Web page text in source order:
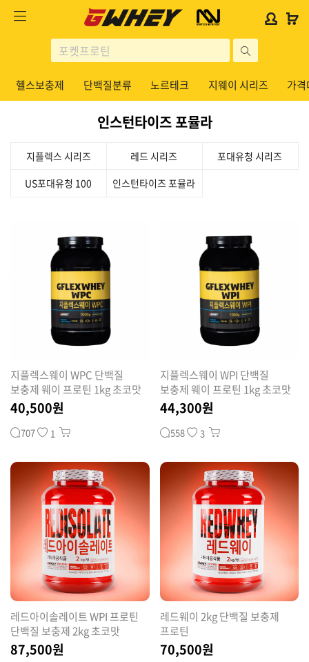
헬스보충제
단백질분류
노르테크
지웨이 시리즈
사
이
트
로
고
사
로
로
젯
문
로
젯
문
헬스보충제 단백질분류 노르테크 지웨이 시리즈 가
인스턴타이즈 포뮬라
지플렉스 시리즈 레드 시리즈
포대유청 시리즈
US포대유청 100
인스턴타이즈 포뮬라
지플렉스웨이 WPC 단백질
보충제 웨이 프로틴 1kg 초코맛
40,500원
707 1
지플렉스웨이 WPI 단백질
보충제 웨이 프로틴 1kg 초코맛
44,300원
558 3
레드아이솔레이트 WPI 프로틴
단백질 보충제 2kg 초코맛
87,500원
레드웨이 2kg 단백질 보충제
프로틴
70,500원